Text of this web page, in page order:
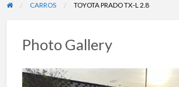
CARROS TOYOTA PRADO TX-L 2.8
Photo Gallery